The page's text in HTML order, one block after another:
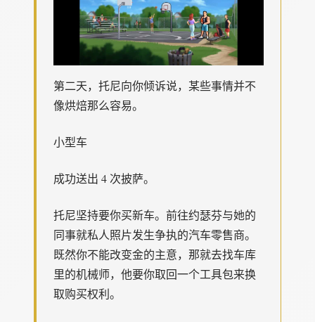
第二天，托尼向你倾诉说，某些事情并不
像烘焙那么容易。
小型车
成功送出 4 次披萨。
托尼坚持要你买新车。前往约瑟芬与她的
同事就私人照片发生争执的汽车零售商。
既然你不能改变金的主意，那就去找车库
里的机械师，他要你取回一个工具包来换
取购买权利。